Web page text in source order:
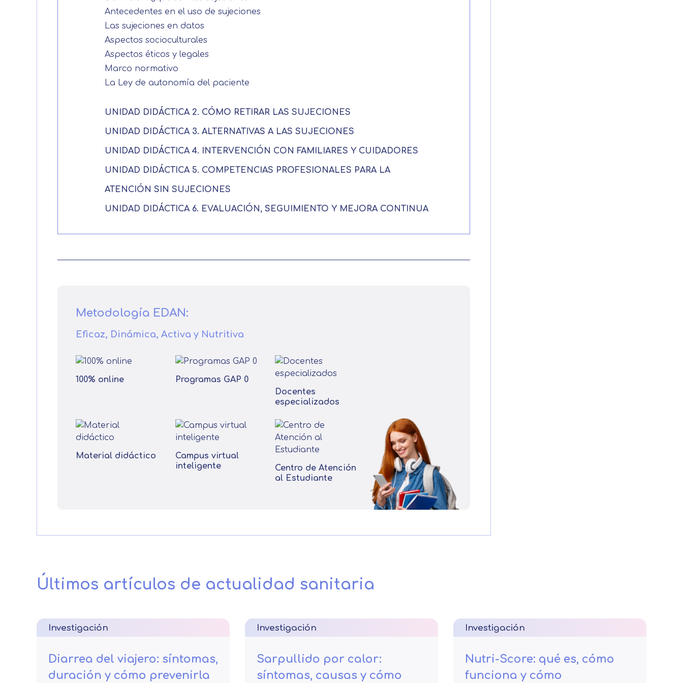
Antecedentes en el uso de sujeciones
Las sujeciones en datos
Aspectos socioculturales
Aspectos éticos y legales
Marco normativo
La Ley de autonomía del paciente
UNIDAD DIDÁCTICA 2. CÓMO RETIRAR LAS SUJECIONES
UNIDAD DIDÁCTICA 3. ALTERNATIVAS A LAS SUJECIONES
UNIDAD DIDÁCTICA 4. INTERVENCIÓN CON FAMILIARES Y CUIDADORES
UNIDAD DIDÁCTICA 5. COMPETENCIAS PROFESIONALES PARA LA
ATENCIÓN SIN SUJECIONES
UNIDAD DIDÁCTICA 6. EVALUACIÓN, SEGUIMIENTO Y MEJORA CONTINUA
Metodología EDAN:
Eficaz, Dinámica, Activa y Nutritiva
100% online
Programas GAP 0
Docentes
especializados
Material didáctico
Campus virtual
inteligente
Centro de Atención
al Estudiante
Últimos artículos de actualidad sanitaria
Investigación
Diarrea del viajero: síntomas,
duración y cómo prevenirla
Investigación
Sarpullido por calor:
síntomas, causas y cómo
Investigación
Nutri-Score: qué es, cómo
funciona y cómo